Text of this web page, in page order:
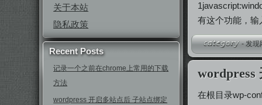
关于本站
隐私政策
Recent Posts
记录一个之前在chrome上常用的下载
方法
wordpress 开启多站点后 子站点绑定
有这个功能，
-发现
wordpress
在根目录wp-